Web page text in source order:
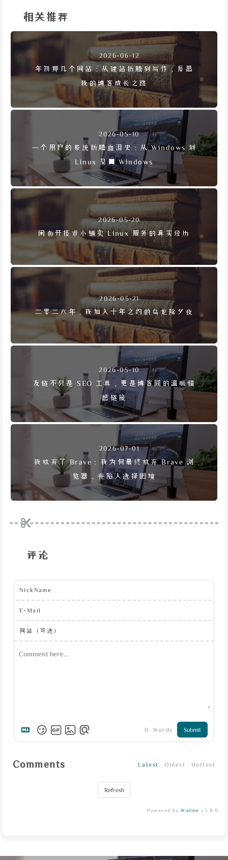
相关推荐
2026-06-12
年初那几个网站：从建站折腾到写作，反思
我的博客成长之路
2026-05-10
一个用户的系统折腾血泪史：从 Windows 到
Linux 又回 Windows
2026-05-20
闲鱼开技术小铺卖 Linux 服务的真实经历
2026-05-21
二零二六年，我加入十年之约的乌龙除夕夜
2026-05-10
友链不只是 SEO 工具，更是博客间的温暖情
感链接
2026-07-01
我放弃了 Brave：我为何最终放弃 Brave 浏
览器，并陷入选择困境
评论
NickName
E-Mail
网站（可选）
0 Words Submit
Comments Latest Oldest Hottest
Refresh
Powered byWaline v3.8.0